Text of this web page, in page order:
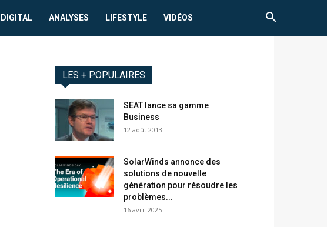
DIGITAL ANALYSES LIFESTYLE VIDÉOS
LES + POPULAIRES
SEAT lance sa gamme
Business
12 août 2013
SolarWinds annonce des
solutions de nouvelle
génération pour résoudre les
problèmes...
16 avril 2025